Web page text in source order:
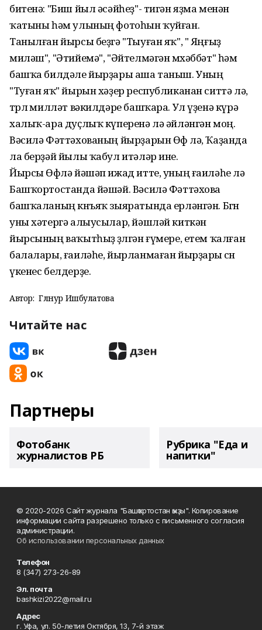
битенә: "Биш йыл әсәйһеҙ"- тигән яҙма менән
ҡатыны һәм улының фотоһын ҡуйған.
Танылған йырсы беҙгә "Тыуған яҡ", " Яңғыҙ
миләш", "Әтийемә", "Әйтелмәгән мөхәббәт" һәм
башҡа билдәле йырҙары аша таныш. Уның
"Туған яҡ" йырын хәҙер республиканан ситтә лә,
төрлө милләт вәкилдәре башҡара. Ул үҙенә күрә
халыҡ-ара дуҫлыҡ күперенә лә әйләнгән моң.
Вәсилә Фәттәхованың йырҙарын Өфө лә, Ҡаҙанда
ла берҙәй йылы ҡабул итәләр ине.
Йырсы Өфөлә йәшәп ижад итте, уның ғаиләһе лә
Башҡортостанда йәшәй. Вәсилә Фәттәхова
башҡаланың көнъяҡ зыяратында ерләнгән. Бөгөн
уны хәтергә алыусылар, йәшләй киткән
йырсының ваҡытһыҙ өҙөлгән ғүмере, етем ҡалған
балалары, ғаиләһе, йырланмаған йырҙары өсөн
үкенес белдерҙе.
Автор: Гөлнур Ишбулатова
Читайте нас
Партнеры
Фотобанк
журналистов РБ
Рубрика "Еда и
напитки"
© 2020-2026 Сайт журнала "Башҡортостан ҡыҙы". Копирование
информации сайта разрешено только с письменного согласия
администрации.
Об использовании персональных данных
Телефон
8 (347) 273-26-89
Эл. почта
bashkizi2022@mail.ru
Адрес
г. Уфа, ул. 50-летия Октября, 13, 7-й этаж